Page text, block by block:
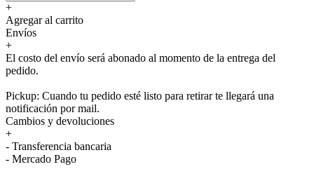
+
Agregar al carrito
Envíos
+
El costo del envío será abonado al momento de la entrega del
pedido.
Pickup: Cuando tu pedido esté listo para retirar te llegará una
notificación por mail.
Cambios y devoluciones
+
- Transferencia bancaria
- Mercado Pago